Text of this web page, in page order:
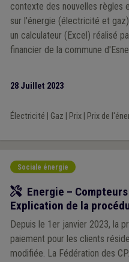
contexte des nouvelles règles
sur l'énergie (électricité et
un calculateur (Excel) réalisé
financier de la commune
vous garantir sa validité avec
conçu dans l'urgence. Voyez-le
calculateur tient compte des
28 Juillet 2023
Électricité Gaz Prix| Prix de
Sociale énergie
Outil
Energie –
Explication de la
Depuis le 1er janvier 2023, la
paiement pour les clients
modifiée. La Fédération des